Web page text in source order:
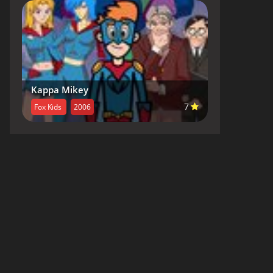
Kappa Mikey
Fox Kids 2006 7